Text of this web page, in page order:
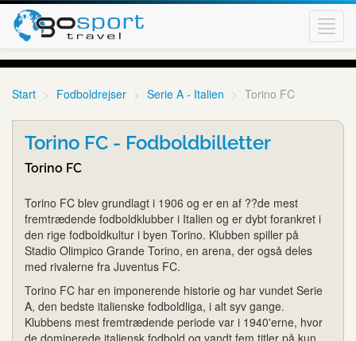
Start Fodboldrejser Serie A - Italien Torino FC
Torino FC - Fodboldbilletter
Torino FC
Torino FC blev grundlagt i 1906 og er en af ??de mest
fremtrædende fodboldklubber i Italien og er dybt forankret i
den rige fodboldkultur i byen Torino. Klubben spiller på
Stadio Olimpico Grande Torino, en arena, der også deles
med rivalerne fra Juventus FC.
Torino FC har en imponerende historie og har vundet Serie
A, den bedste italienske fodboldliga, i alt syv gange.
Klubbens mest fremtrædende periode var i 1940'erne, hvor
de dominerede italiensk fodbold og vandt fem titler på kun